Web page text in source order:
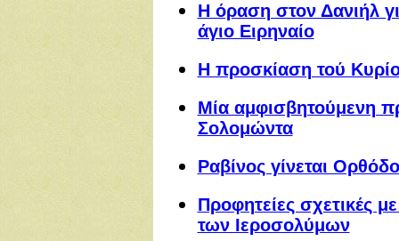
Η όραση στον Δανιήλ
άγιο Ειρηναίο
Η προσκίαση τού
Μία αμφισβητούμενη
Σολομώντα
Ραβίνος γίνεται
Προφητείες σχετικές
των Ιεροσολύμων